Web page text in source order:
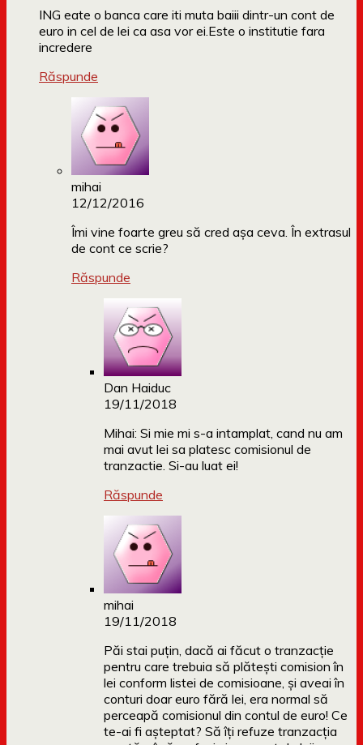
ING eate o banca care iti muta baiii dintr-un cont de
euro in cel de lei ca asa vor ei.Este o institutie fara
incredere
Răspunde
mihai
12/12/2016
Îmi vine foarte greu să cred așa ceva. În extrasul
de cont ce scrie?
Răspunde
Dan Haiduc
19/11/2018
Mihai: Si mie mi s-a intamplat, cand nu am
mai avut lei sa platesc comisionul de
tranzactie. Si-au luat ei!
Răspunde
mihai
19/11/2018
Păi stai puțin, dacă ai făcut o tranzacție
pentru care trebuia să plătești comision în
lei conform listei de comisioane, și aveai în
conturi doar euro fără lei, era normal să
perceapă comisionul din contul de euro! Ce
te-ai fi așteptat? Să îți refuze tranzacția